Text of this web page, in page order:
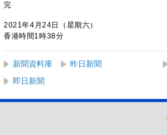
完
2021年4月24日（星期六）
香港時間1時38分
新聞資料庫 昨日新聞
即日新聞